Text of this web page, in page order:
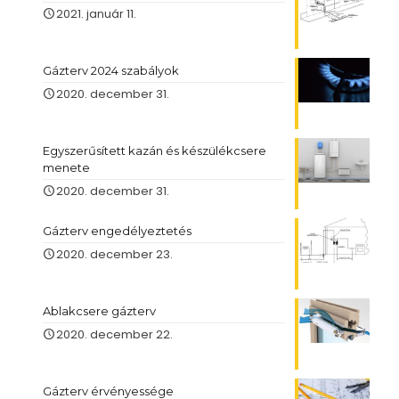
2021. január 11.
Gázterv 2024 szabályok
2020. december 31.
Egyszerűsített kazán és készülékcsere
menete
2020. december 31.
Gázterv engedélyeztetés
2020. december 23.
Ablakcsere gázterv
2020. december 22.
Gázterv érvényessége